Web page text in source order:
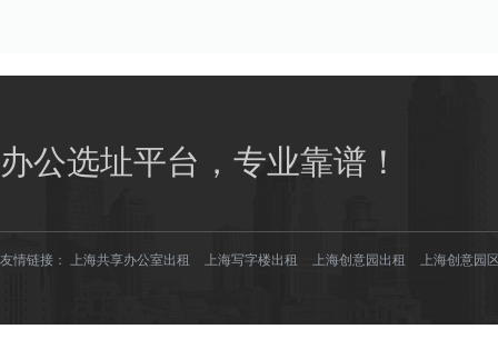
办公选址平台，专业靠谱！
友情链接： 上海共享办公室出租 上海写字楼出租 上海创意园出租 上海创意园